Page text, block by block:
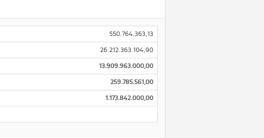
550.764.363,13
26.212.363.104,90
13.909.963.000,00
259.785.561,00
1.173.842.000,00